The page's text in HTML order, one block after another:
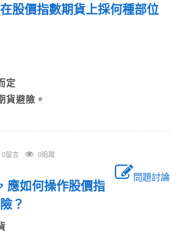
股價指數期貨上採何種部位
定
貨避險。
0留言 0追蹤
問題討論
應如何操作股價指
？